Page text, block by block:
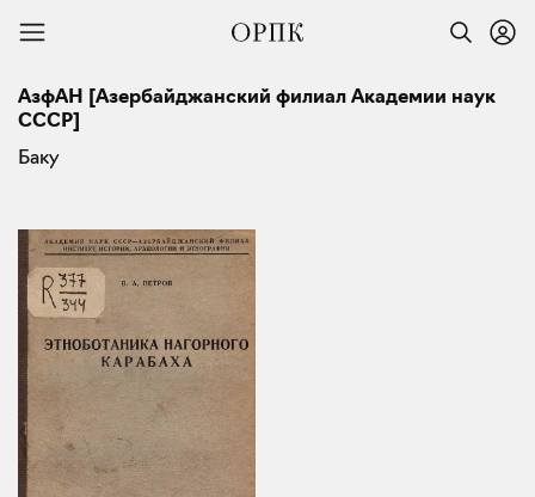
АзфАН [Азербайджанский филиал Академии наук
СССР]
Баку